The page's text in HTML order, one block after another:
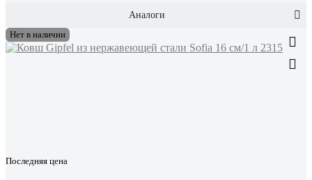
Аналоги
Нет в наличии
Последняя цена